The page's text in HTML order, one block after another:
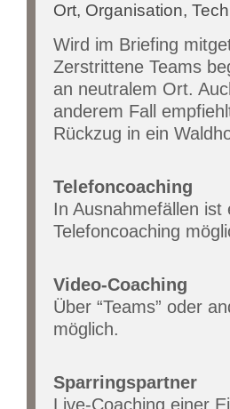
Ort, Organisation,
Wird im Briefing
Zerstrittene Teams
an neutralem Ort.
anderem Fall
Rückzug in ein
Telefoncoaching
In Ausnahmefällen ist
Telefoncoaching
Video-Coaching
Über “Teams” oder
möglich.
Sparringspartner
Live-Coaching einer